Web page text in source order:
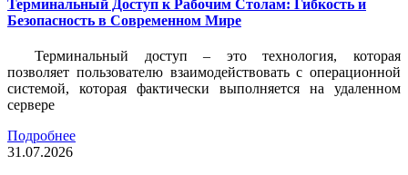
Терминальный Доступ к Рабочим Столам: Гибкость и
Безопасность в Современном Мире
Терминальный доступ – это технология, которая
позволяет пользователю взаимодействовать с операционной
системой, которая фактически выполняется на удаленном
сервере
Подробнее
31.07.2026